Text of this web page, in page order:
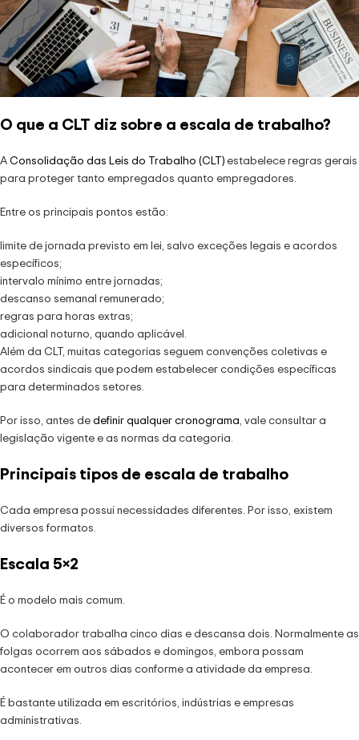
O que a CLT diz sobre a escala de trabalho?
AConsolidação das Leis do Trabalho (CLT)estabelece regras gerais
para proteger tanto empregados quanto empregadores.
Entre os principais pontos estão:
limite de jornada previsto em lei, salvo exceções legais e acordos
específicos;
intervalo mínimo entre jornadas;
descanso semanal remunerado;
regras para horas extras;
adicional noturno, quando aplicável.
Além da CLT, muitas categorias seguem convenções coletivas e
acordos sindicais que podem estabelecer condições específicas
para determinados setores.
Por isso, antes dedefinir qualquer cronograma, vale consultar a
legislação vigente e as normas da categoria.
Principais tipos de escala de trabalho
Cada empresa possui necessidades diferentes. Por isso, existem
diversos formatos.
Escala 5×2
É o modelo mais comum.
O colaborador trabalha cinco dias e descansa dois. Normalmente as
folgas ocorrem aos sábados e domingos, embora possam
acontecer em outros dias conforme a atividade da empresa.
É bastante utilizada em escritórios, indústrias e empresas
administrativas.